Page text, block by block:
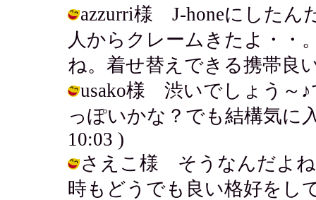
azzurri様 J-honeにしたん
人からクレームきたよ・・
ね。着せ替えできる携帯良
usako様 渋いでしょう～
っぽいかな？でも結構気に
10:03 )
さえこ様 そうなんだよね
時もどうでも良い格好をし